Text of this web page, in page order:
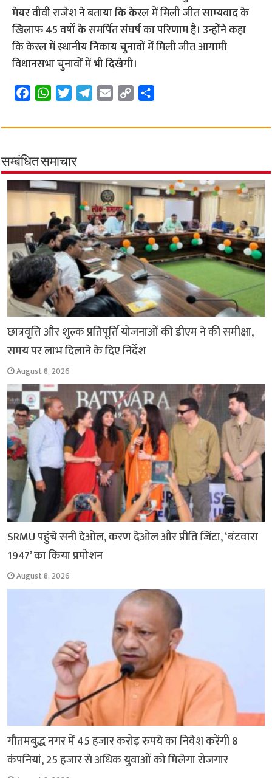
मेयर वीवी राजेश ने बताया कि केरल में मिली जीत साम्यवाद के
खिलाफ 45 वर्षों के समर्पित संघर्ष का परिणाम है। उन्होंने कहा
कि केरल में स्थानीय निकाय चुनावों में मिली जीत आगामी
विधानसभा चुनावों में भी दिखेगी।
F
c
b
o
o
k
W
a
s
A
p
p
T
i
t
e
r
T
l
r
a
m
E
a
C
p
i
n
k
a
सम्बंधित समाचार
छात्रवृत्ति और शुल्क प्रतिपूर्ति योजनाओं की डीएम ने की समीक्षा,
समय पर लाभ दिलाने के दिए निर्देश
August 8, 2026
SRMU पहुंचे सनी देओल, करण देओल और प्रीति जिंटा, ‘बंटवारा
1947’ का किया प्रमोशन
August 8, 2026
गौतमबुद्ध नगर में 45 हजार करोड़ रुपये का निवेश करेंगी 8
कंपनियां, 25 हजार से अधिक युवाओं को मिलेगा रोजगार